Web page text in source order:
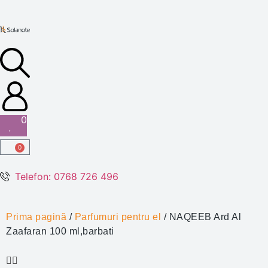
0
0
Telefon: 0768 726 496
Prima pagină / Parfumuri pentru el / NAQEEB Ard Al
Zaafaran 100 ml,barbati